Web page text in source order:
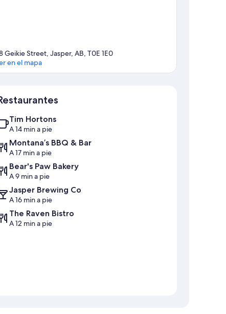
Geikie Street, Jasper, AB, T0E 1E0
en el mapa
Tim Hortons
A 14 min a pie
Montana’s BBQ & Bar
A 17 min a pie
Bear's Paw Bakery
A 9 min a pie
Jasper Brewing Co
A 16 min a pie
The Raven Bistro
A 12 min a pie